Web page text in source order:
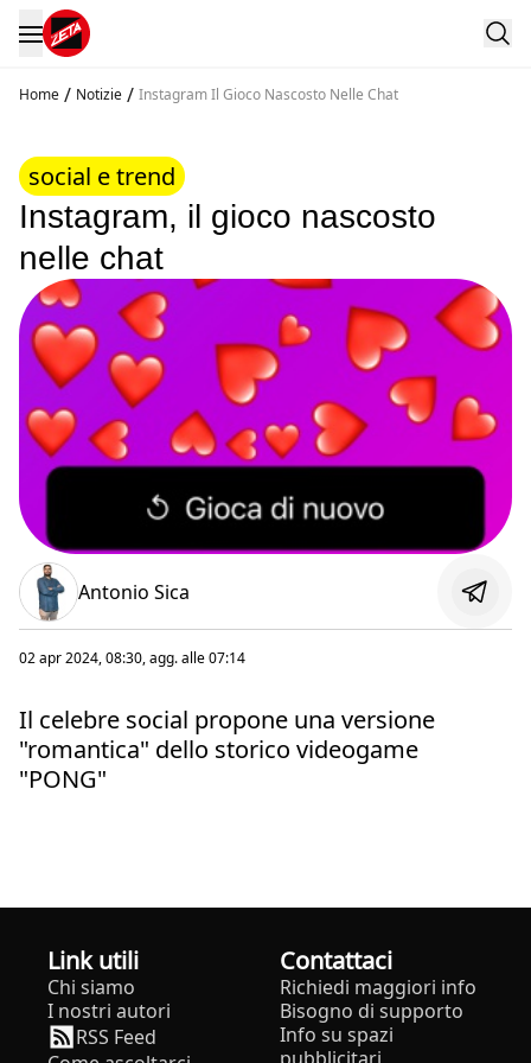
Home / Notizie / Instagram Il Gioco Nascosto Nelle Chat
social e trend
Instagram, il gioco nascosto
nelle chat
Antonio Sica
02 apr 2024, 08:30, agg. alle07:14
Il celebre social propone una versione
"romantica" dello storico videogame
"PONG"
Link utili
Chi siamo
I nostri autori
RSS Feed
Contattaci
Richiedi maggiori info
Bisogno di supporto
Info su spazi